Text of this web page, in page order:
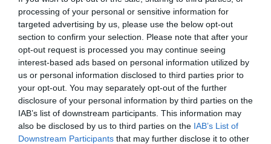
processing of your personal or sensitive information for
targeted advertising by us, please use the below opt-out
section to confirm your selection. Please note that after your
opt-out request is processed you may continue seeing
interest-based ads based on personal information utilized by
us or personal information disclosed to third parties prior to
your opt-out. You may separately opt-out of the further
disclosure of your personal information by third parties on the
IAB’s list of downstream participants. This information may
also be disclosed by us to third parties on the IAB’s List of
Downstream Participants that may further disclose it to other
'Millor Mestre Xocolater del
Món'
Amb només 26 anys, Crusellas va aconseguir un
repte que molts pocs professionals al món dir que
han assolit: ser proclamat elMillor Mestre
Xocolater del Món(World Chocolate Masters